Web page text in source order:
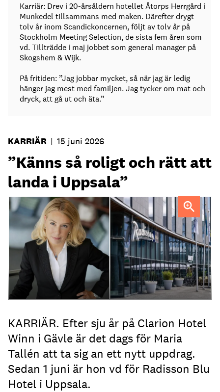
Karriär: Drev i 20-årsåldern hotellet Åtorps Herrgård i
Munkedel tillsammans med maken. Därefter drygt
tolv år inom Scandickoncernen, följt av tolv år på
Stockholm Meeting Selection, de sista fem åren som
vd. Tillträdde i maj jobbet som general manager på
Skogshem & Wijk.
På fritiden: ”Jag jobbar mycket, så när jag är ledig
hänger jag mest med familjen. Jag tycker om mat och
dryck, att gå ut och äta.”
KARRIÄR | 15 juni 2026
”Känns så roligt och rätt att
landa i Uppsala”
Maria Tallén
KARRIÄR. Efter sju år på Clarion Hotel
Winn i Gävle är det dags för Maria
Tallén att ta sig an ett nytt uppdrag.
Sedan 1 juni är hon vd för Radisson Blu
Hotel i Uppsala.